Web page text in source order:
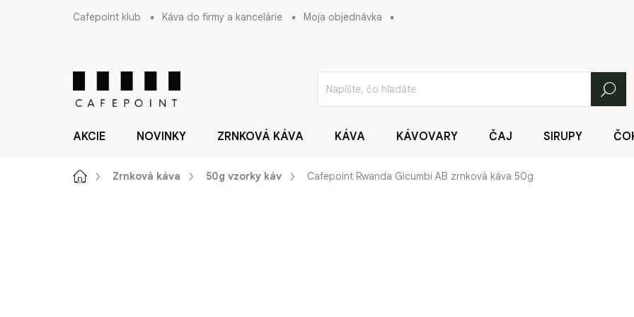
Cafepoint klub Káva do firmy a kancelárie Moja objednávka
Hľadať
AKCIE NOVINKY ZRNKOVÁ KÁVA KÁVA KÁVOVARY ČAJ SIRUPY
DomovZrnková káva 50g vzorky káv Cafepoint Rwanda Gicumbi AB zrnková káva 50g